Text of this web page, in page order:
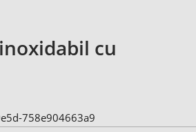
cu
758e904663a9